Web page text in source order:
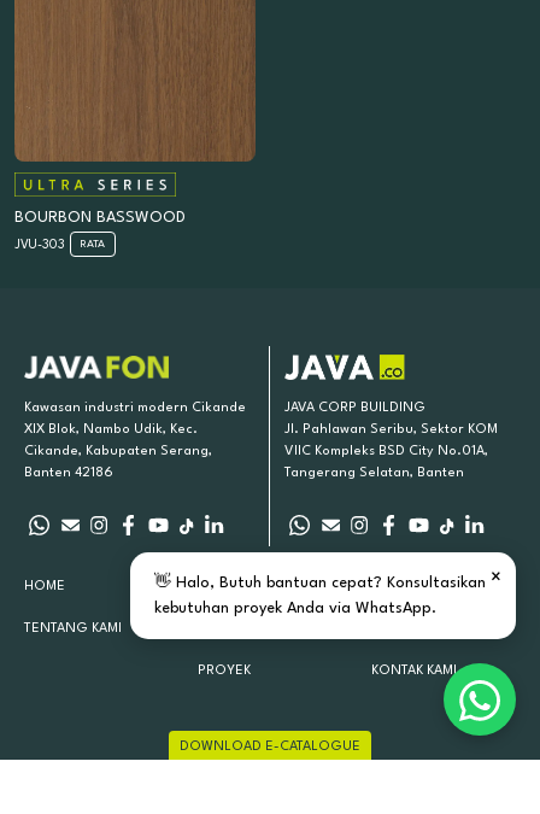
BOURBON BASSWOOD
JVU-303 RATA
Kawasan industri modern Cikande
XIX Blok, Nambo Udik, Kec.
Cikande, Kabupaten Serang,
Banten 42186
JAVA CORP BUILDING
Jl. Pahlawan Seribu, Sektor KOM
VIIC Kompleks BSD City No.01A,
Tangerang Selatan, Banten
HOME
TENTANG KAMI
PRODUK KAMI
PROYEK
INSPIRASI
KONTAK KAMI
DOWNLOAD E-CATALOGUE
×
👋 Halo, Butuh bantuan cepat? Konsultasikan
kebutuhan proyek Anda via WhatsApp.